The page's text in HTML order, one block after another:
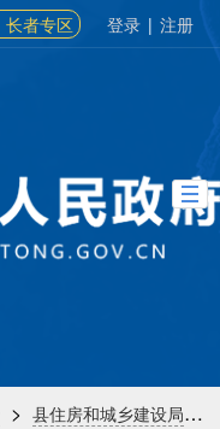
长者专区 登录 | 注册
> 县住房和城乡建设局 >